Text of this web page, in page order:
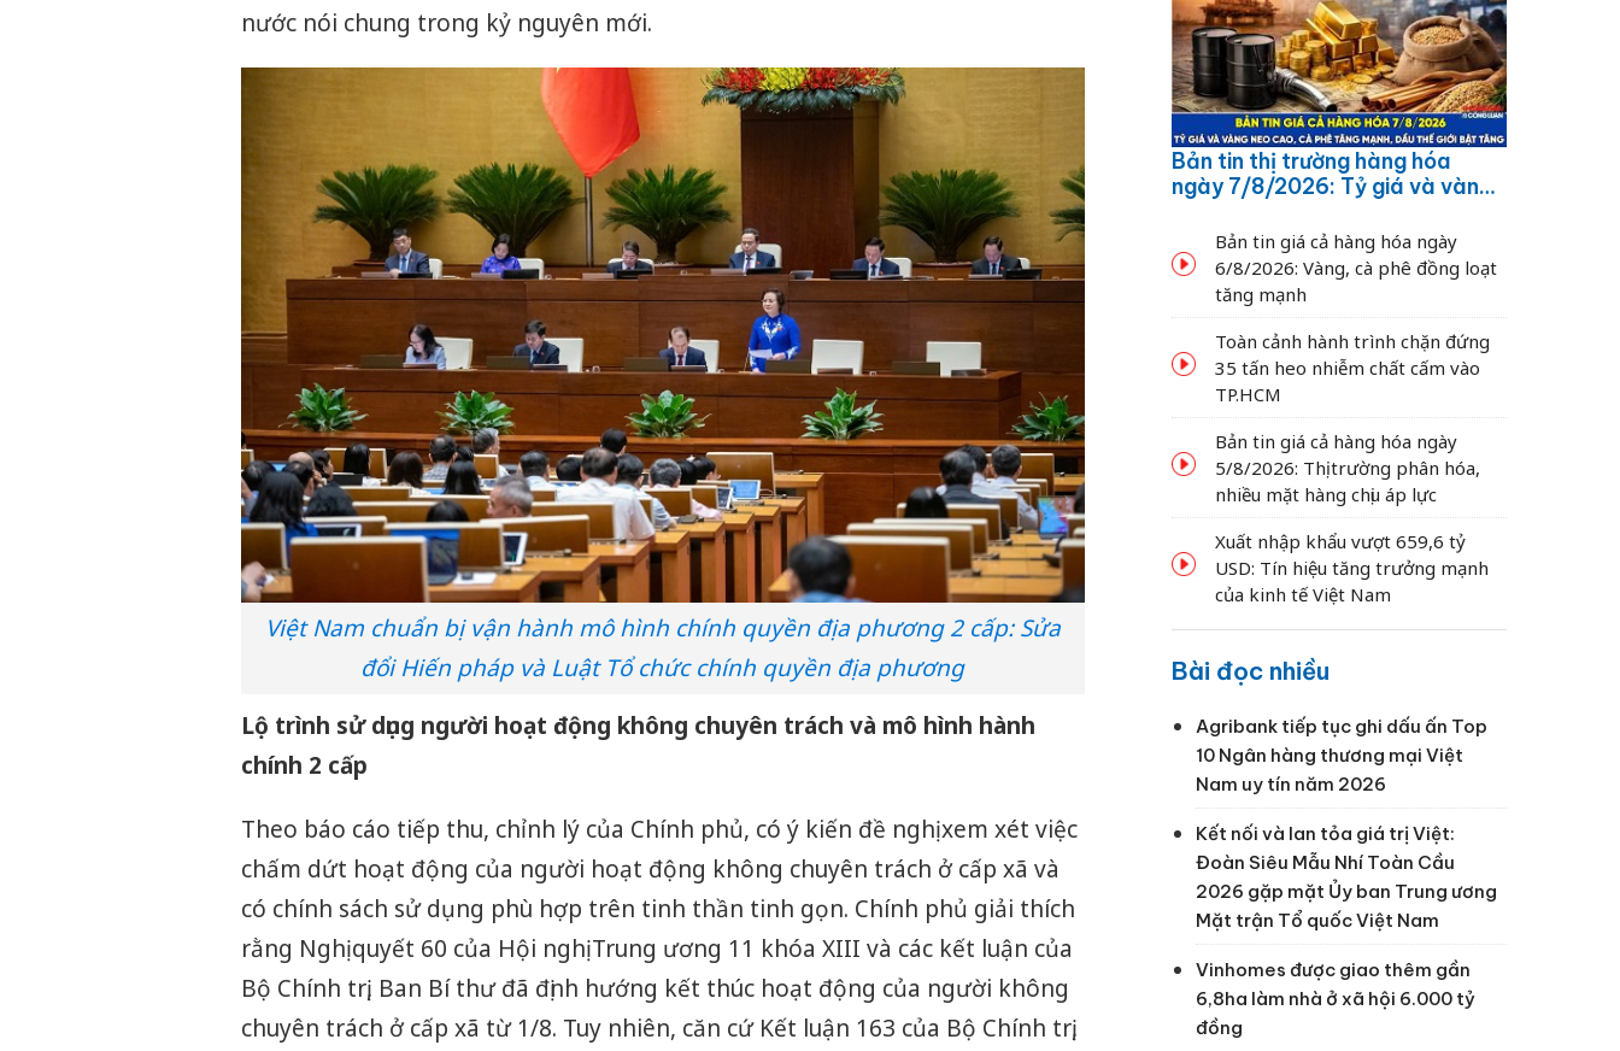
nước nói chung trong kỷ nguyên mới.
Việt Nam chuẩn bị vận hành mô hình chính quyền địa phương 2 cấp: Sửa
đổi Hiến pháp và Luật Tổ chức chính quyền địa phương
Lộ trình sử dụng người hoạt động không chuyên trách và mô hình hành
chính 2 cấp
Theo báo cáo tiếp thu, chỉnh lý của Chính phủ, có ý kiến đề nghị xem xét việc
chấm dứt hoạt động của người hoạt động không chuyên trách ở cấp xã và
có chính sách sử dụng phù hợp trên tinh thần tinh gọn. Chính phủ giải thích
rằng Nghị quyết 60 của Hội nghị Trung ương 11 khóa XIII và các kết luận của
Bộ Chính trị, Ban Bí thư đã định hướng kết thúc hoạt động của người không
chuyên trách ở cấp xã từ 1/8. Tuy nhiên, căn cứ Kết luận 163 của Bộ Chính trị,
Bản tin thị trường hàng hóa
ngày 7/8/2026: Tỷ giá và vàng
dầu thế giới bật tăng
Bản tin giá cả hàng hóa ngày
6/8/2026: Vàng, cà phê đồng loạt
tăng mạnh
Toàn cảnh hành trình chặn đứng
35 tấn heo nhiễm chất cấm vào
TP.HCM
Bản tin giá cả hàng hóa ngày
5/8/2026: Thị trường phân hóa,
nhiều mặt hàng chịu áp lực
Xuất nhập khẩu vượt 659,6 tỷ
USD: Tín hiệu tăng trưởng mạnh
của kinh tế Việt Nam
Bài đọc nhiều
Agribank tiếp tục ghi dấu ấn Top
10 Ngân hàng thương mại Việt
Nam uy tín năm 2026
Kết nối và lan tỏa giá trị Việt:
Đoàn Siêu Mẫu Nhí Toàn Cầu
2026 gặp mặt Ủy ban Trung ương
Mặt trận Tổ quốc Việt Nam
Vinhomes được giao thêm gần
6,8ha làm nhà ở xã hội 6.000 tỷ
đồng